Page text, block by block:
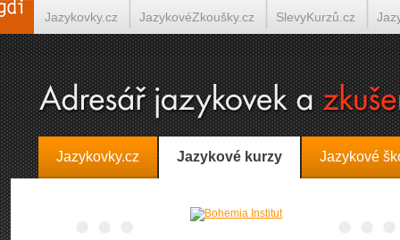
Jazykovky.cz Jazykové kurzy Jazykové
Jazykovky.cz JazykovéZkoušky.cz SlevyKurzů.cz
Španělština on-line Italština on-line Tlumočení-